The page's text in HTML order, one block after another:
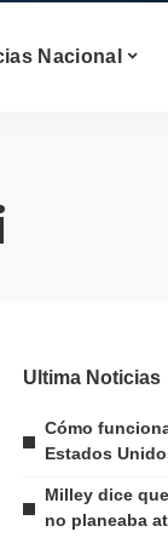
Nacional
Ultima Noticias
Cómo
Estados
Milley dice
no planeaba